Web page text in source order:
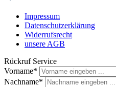
Impressum
Datenschutzerklärung
Widerrufsrecht
unsere AGB
Rückruf Service
Vorname*
Nachname*